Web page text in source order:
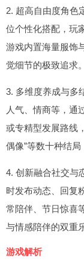
2. 超高自由度角色
位个性化搭配，玩
游戏内置海量服饰
觉细节的极致追求。
3. 多维度养成与多
人气、情商等，通
或专精型发展路线
偶像”等数十种结局
4. 创新融合社交与
时发布动态、回复
常陪伴、节日惊喜
与情感陪伴的双重
游戏解析